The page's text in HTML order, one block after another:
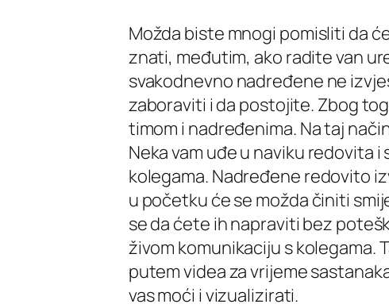
Možda biste mnogi pomisliti da
znati, međutim, ako radite van
svakodnevno nadređene ne
zaboraviti i da postojite. Zbog
timom i nadređenima. Na taj
Neka vam uđe u naviku redovita
kolegama. Nadređene redovito
u početku će se možda činiti
se da ćete ih napraviti bez
živom komunikaciju s kolegama.
putem videa za vrijeme
vas moći i vizualizirati.